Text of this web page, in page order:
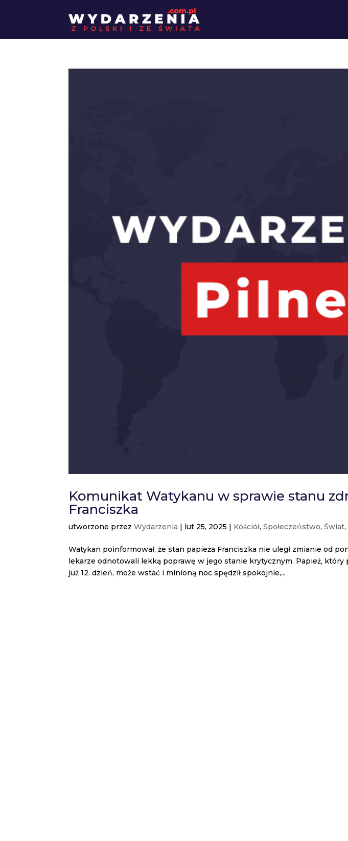
Komunikat Watykanu w sprawie stanu
Franciszka
utworzone przezWydarzenia | lut 25, 2025 | Kościół,Społeczeństwo,Świat,
Watykan poinformował, że stan papieża Franciszka nie uległ zmianie od
lekarze odnotowali lekką poprawę w jego stanie krytycznym. Papież,
już 12. dzień, może wstać i minioną noc spędził spokojnie,...